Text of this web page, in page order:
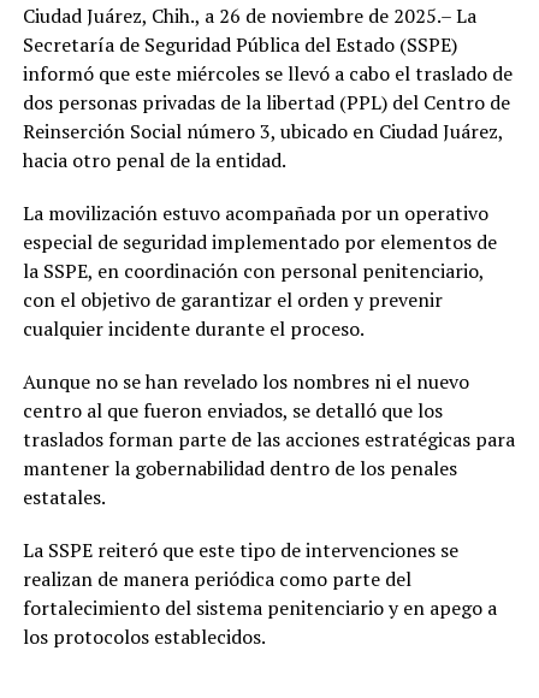
Ciudad Juárez, Chih., a 26 de noviembre de 2025.– La
Secretaría de Seguridad Pública del Estado (SSPE)
informó que este miércoles se llevó a cabo el traslado de
dos personas privadas de la libertad (PPL) del Centro de
Reinserción Social número 3, ubicado en Ciudad Juárez,
hacia otro penal de la entidad.
La movilización estuvo acompañada por un operativo
especial de seguridad implementado por elementos de
la SSPE, en coordinación con personal penitenciario,
con el objetivo de garantizar el orden y prevenir
cualquier incidente durante el proceso.
Aunque no se han revelado los nombres ni el nuevo
centro al que fueron enviados, se detalló que los
traslados forman parte de las acciones estratégicas para
mantener la gobernabilidad dentro de los penales
estatales.
La SSPE reiteró que este tipo de intervenciones se
realizan de manera periódica como parte del
fortalecimiento del sistema penitenciario y en apego a
los protocolos establecidos.